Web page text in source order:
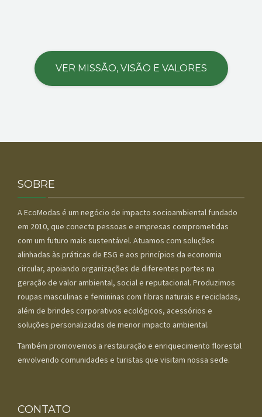
VER MISSÃO, VISÃO E VALORES
SOBRE
A EcoModas é um negócio de impacto socioambiental fundado
em 2010, que conecta pessoas e empresas comprometidas
com um futuro mais sustentável. Atuamos com soluções
alinhadas às práticas de ESG e aos princípios da economia
circular, apoiando organizações de diferentes portes na
geração de valor ambiental, social e reputacional. Produzimos
roupas masculinas e femininas com fibras naturais e recicladas,
além de brindes corporativos ecológicos, acessórios e
soluções personalizadas de menor impacto ambiental.
Também promovemos a restauração e enriquecimento florestal
envolvendo comunidades e turistas que visitam nossa sede.
CONTATO